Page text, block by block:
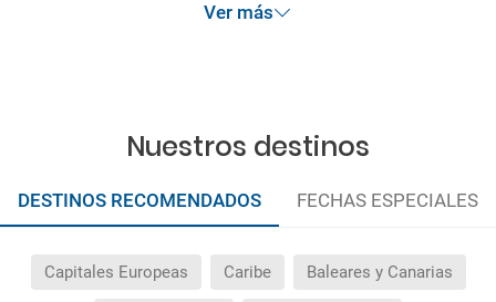
Ver más
Nuestros destinos
DESTINOS RECOMENDADOS FECHAS ESPECIALES
Capitales Europeas Caribe Baleares y Canarias